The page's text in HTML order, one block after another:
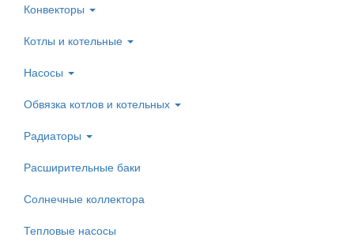
Конвекторы
Котлы и котельные
Насосы
Обвязка котлов и котельных
Радиаторы
Расширительные баки
Солнечные коллектора
Тепловые насосы